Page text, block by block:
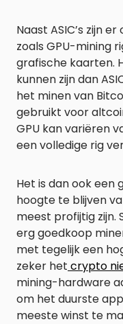
Naast ASIC’s zijn
zoals GPU-mining
grafische kaarten.
kunnen zijn dan
het minen van
gebruikt voor
GPU kan variëren
een volledige rig
Het is dan ook een
hoogte te blijven
meest profijtig zijn.
erg goedkoop
met tegelijk een
zeker het crypto
mining-hardware
om het duurste
meeste winst te